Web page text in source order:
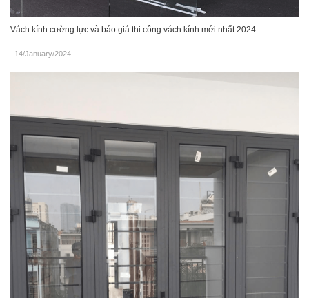
Vách kính cường lực và báo giá thi công vách kính mới nhất 2024
14/January/2024